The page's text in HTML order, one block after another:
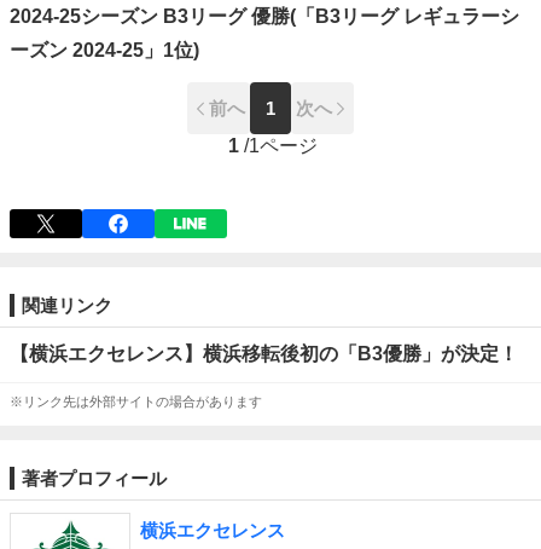
2024-25シーズン B3リーグ 優勝(「B3リーグ レギュラーシ
ーズン 2024-25」1位)
前へ 1
次へ
1 /1ページ
関連リンク
【横浜エクセレンス】横浜移転後初の「B3優勝」が決定！
※リンク先は外部サイトの場合があります
著者プロフィール
横浜エクセレンス